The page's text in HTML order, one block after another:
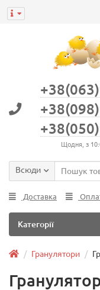
Щодня, з
Всюди
Доставка
Категорії
Гранулятори